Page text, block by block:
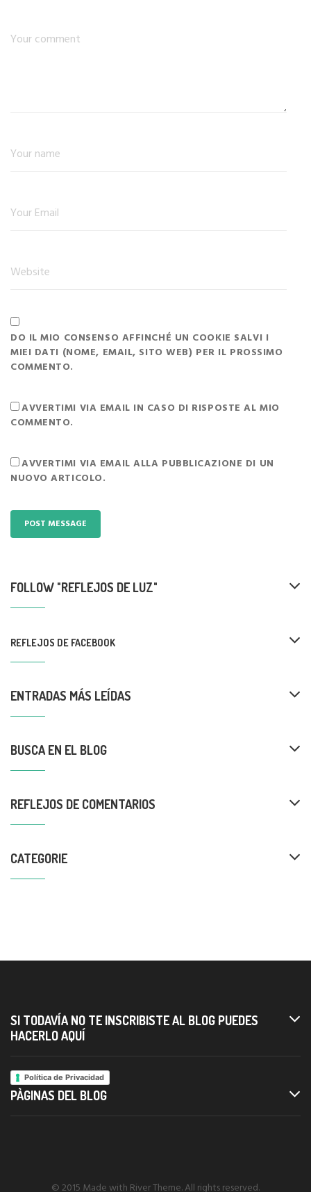
DO IL MIO CONSENSO AFFINCHÉ UN COOKIE SALVI I
MIEI DATI (NOME, EMAIL, SITO WEB) PER IL PROSSIMO
COMMENTO.
AVVERTIMI VIA EMAIL IN CASO DI RISPOSTE AL MIO
COMMENTO.
AVVERTIMI VIA EMAIL ALLA PUBBLICAZIONE DI UN
NUOVO ARTICOLO.
FOLLOW "REFLEJOS DE LUZ"
REFLEJOS DE FACEBOOK
ENTRADAS MÁS LEÍDAS
BUSCA EN EL BLOG
REFLEJOS DE COMENTARIOS
CATEGORIE
SI TODAVÍA NO TE INSCRIBISTE AL BLOG PUEDES
HACERLO AQUÍ
Política de Privacidad
PÀGINAS DEL BLOG
© 2015 Made with River Theme. All rights reserved.